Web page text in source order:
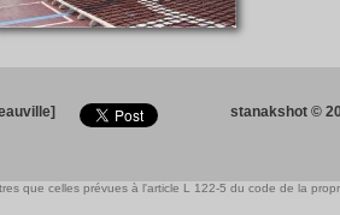
stanakshot ©
que celles prévues à l'article L 122-5 du code de la